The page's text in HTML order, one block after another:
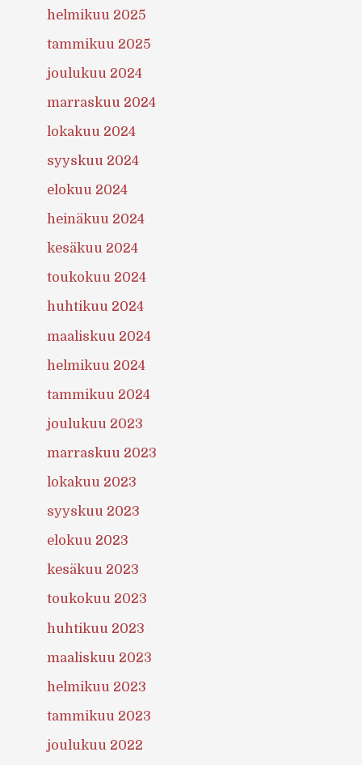
helmikuu 2025
tammikuu 2025
joulukuu 2024
marraskuu 2024
lokakuu 2024
syyskuu 2024
elokuu 2024
heinäkuu 2024
kesäkuu 2024
toukokuu 2024
huhtikuu 2024
maaliskuu 2024
helmikuu 2024
tammikuu 2024
joulukuu 2023
marraskuu 2023
lokakuu 2023
syyskuu 2023
elokuu 2023
kesäkuu 2023
toukokuu 2023
huhtikuu 2023
maaliskuu 2023
helmikuu 2023
tammikuu 2023
joulukuu 2022